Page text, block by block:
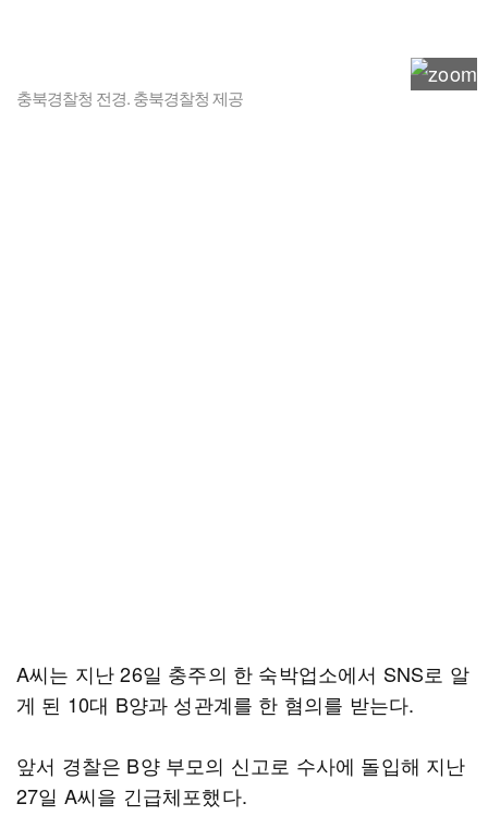
충북경찰청 전경. 충북경찰청 제공
A씨는 지난 26일 충주의 한 숙박업소에서 SNS로 알
게 된 10대 B양과 성관계를 한 혐의를 받는다.
앞서 경찰은 B양 부모의 신고로 수사에 돌입해 지난
27일 A씨을 긴급체포했다.